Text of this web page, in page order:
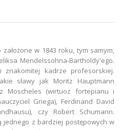
w 1843 roku, tym samym,
Mendelssohna-Bartholdy'ego.
znakomitej kadrze profesorskiej.
sławy jak Moritz Hauptmann
Moscheles (wirtuoz fortepianu i
Griega), Ferdinand David
czy Robert Schumann.
jednego z bardziej postępowych w